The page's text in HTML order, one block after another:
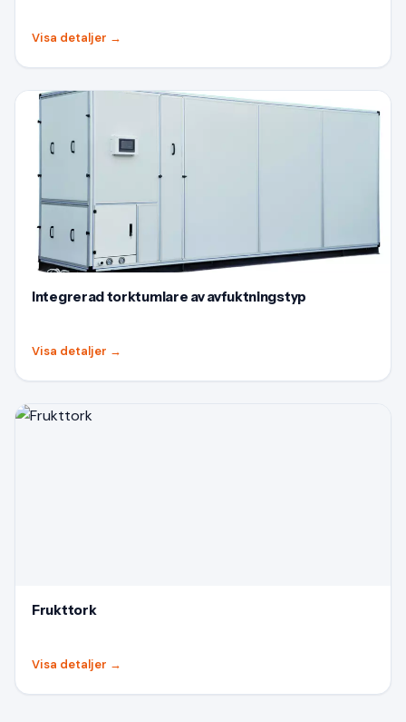
Visa detaljer →
Integrerad torktumlare av avfuktningstyp
Visa detaljer →
Frukttork
Visa detaljer →